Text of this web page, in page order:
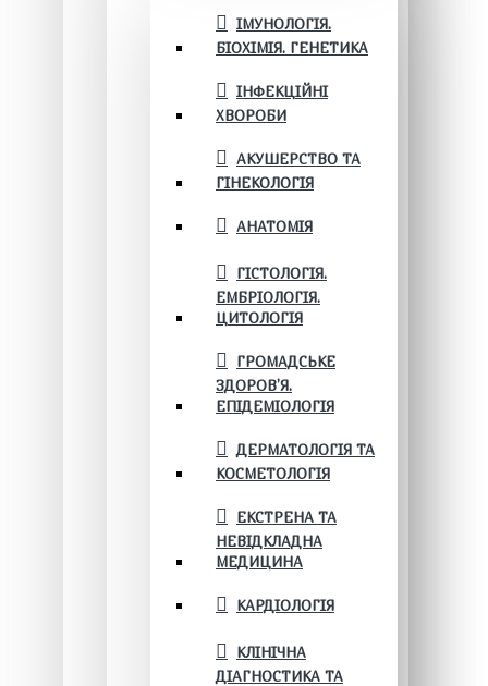
ІМУНОЛОГІЯ.
БІОХІМІЯ. ГЕНЕТИКА
ІНФЕКЦІЙНІ
ХВОРОБИ
АКУШЕРСТВО ТА
ГІНЕКОЛОГІЯ
АНАТОМІЯ
ГІСТОЛОГІЯ.
ЕМБРІОЛОГІЯ.
ЦИТОЛОГІЯ
ГРОМАДСЬКЕ
ЗДОРОВ’Я.
ЕПІДЕМІОЛОГІЯ
ДЕРМАТОЛОГІЯ ТА
КОСМЕТОЛОГІЯ
ЕКСТРЕНА ТА
НЕВІДКЛАДНА
МЕДИЦИНА
КАРДІОЛОГІЯ
КЛІНІЧНА
ДІАГНОСТИКА ТА